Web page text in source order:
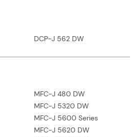
DCP-J 562 DW
MFC-J 480 DW
MFC-J 5320 DW
MFC-J 5600 Series
MFC-J 5620 DW